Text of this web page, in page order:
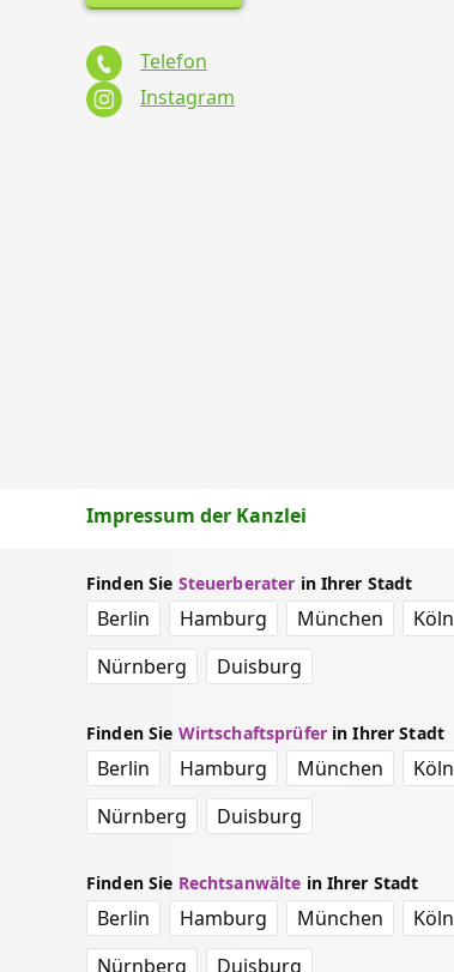
Telefon
Instagram
Impressum der Kanzlei
Finden Sie Steuerberater in Ihrer Stadt
Berlin Hamburg München Köln
Nürnberg
Duisburg
Finden Sie Wirtschaftsprüferin Ihrer Stadt
Berlin Hamburg München Köln
Nürnberg
Duisburg
Finden Sie Rechtsanwälte in Ihrer Stadt
Berlin Hamburg München Köln
Nürnberg
Duisburg